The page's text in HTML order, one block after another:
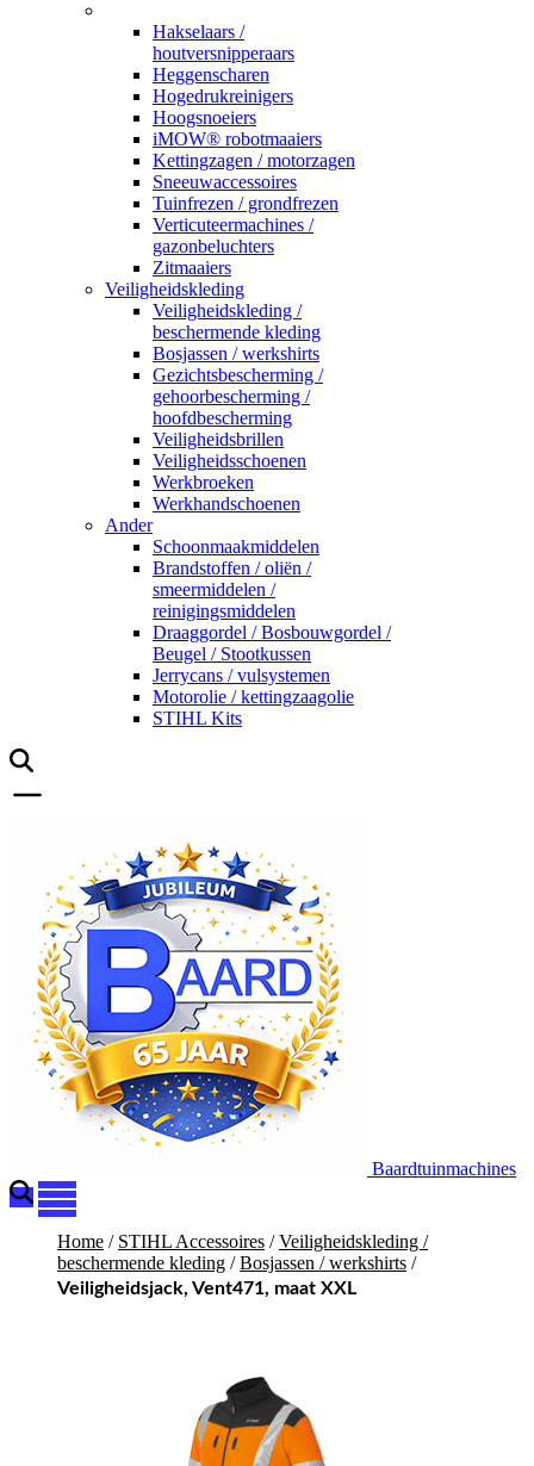
Hakselaars /
houtversnipperaars
Heggenscharen
Hogedrukreinigers
Hoogsnoeiers
iMOW® robotmaaiers
Kettingzagen / motorzagen
Sneeuwaccessoires
Tuinfrezen / grondfrezen
Verticuteermachines /
gazonbeluchters
Zitmaaiers
Veiligheidskleding
Veiligheidskleding /
beschermende kleding
Bosjassen / werkshirts
Gezichtsbescherming /
gehoorbescherming /
hoofdbescherming
Veiligheidsbrillen
Veiligheidsschoenen
Werkbroeken
Werkhandschoenen
Ander
Schoonmaakmiddelen
Brandstoffen / oliën /
smeermiddelen /
reinigingsmiddelen
Draaggordel / Bosbouwgordel /
Beugel / Stootkussen
Jerrycans / vulsystemen
Motorolie / kettingzaagolie
STIHL Kits
Baardtuinmachines
Home / STIHL Accessoires /Veiligheidskleding /
beschermende kleding /Bosjassen / werkshirts /
Veiligheidsjack, Vent471, maat XXL